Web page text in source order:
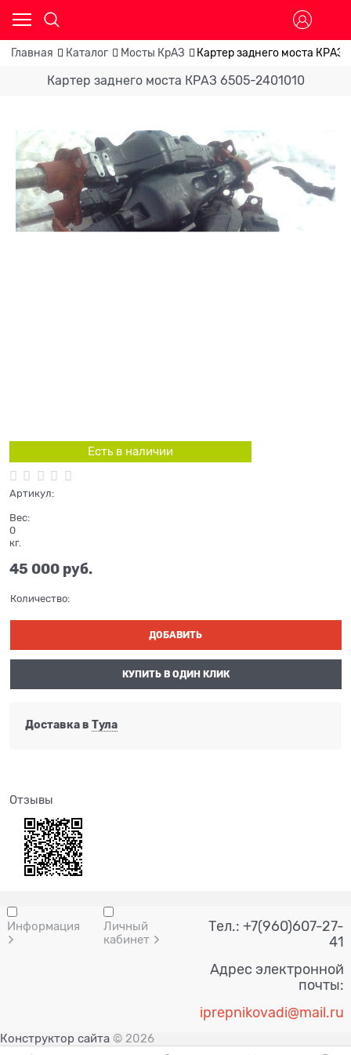
Главная Каталог Мосты КрАЗ Картер заднего моста КРАЗ
Картер заднего моста КРАЗ 6505-2401010
Есть в наличии
Артикул:
Вес:
0
кг.
45 000 руб.
Количество:
ДОБАВИТЬ
КУПИТЬ В ОДИН КЛИК
Доставка в Тула
Отзывы
Информация
Личный
кабинет
Тел.: +7(960)607-27-
41
Адрес электронной
почты:
iprepnikovadi@mail.ru
Конструктор сайта © 2026